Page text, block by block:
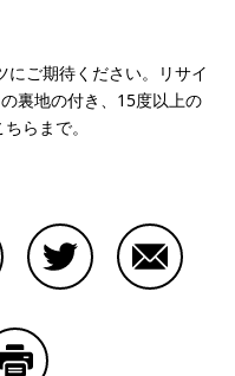
にご期待ください。リサイ
裏地の付き、15度以上の
らまで。